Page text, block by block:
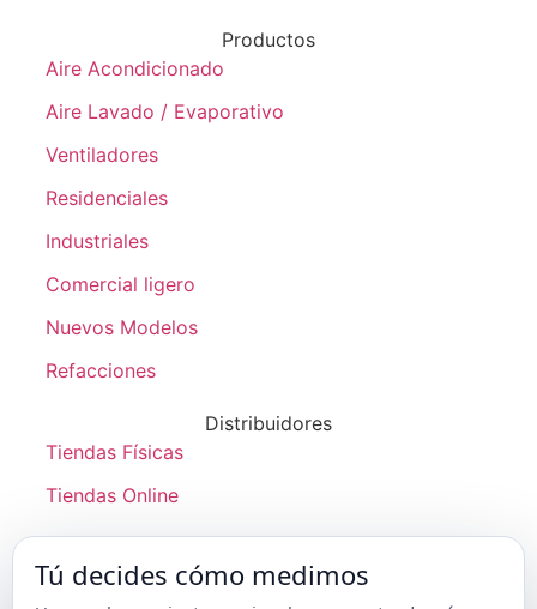
Productos
Aire Acondicionado
Aire Lavado / Evaporativo
Ventiladores
Residenciales
Industriales
Comercial ligero
Nuevos Modelos
Refacciones
Distribuidores
Tiendas Físicas
Tiendas Online
Productos descontinuados
Tú decides cómo medimos